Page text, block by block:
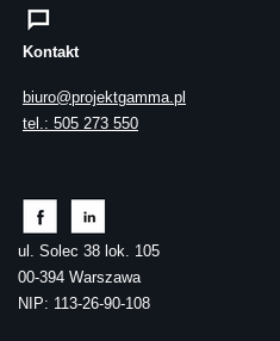
Kontakt
biuro@projektgamma.pl
tel.: 505 273 550
ul. Solec 38 lok. 105
00-394 Warszawa
NIP: 113-26-90-108